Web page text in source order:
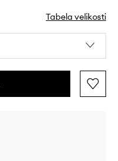
Tabela velikosti